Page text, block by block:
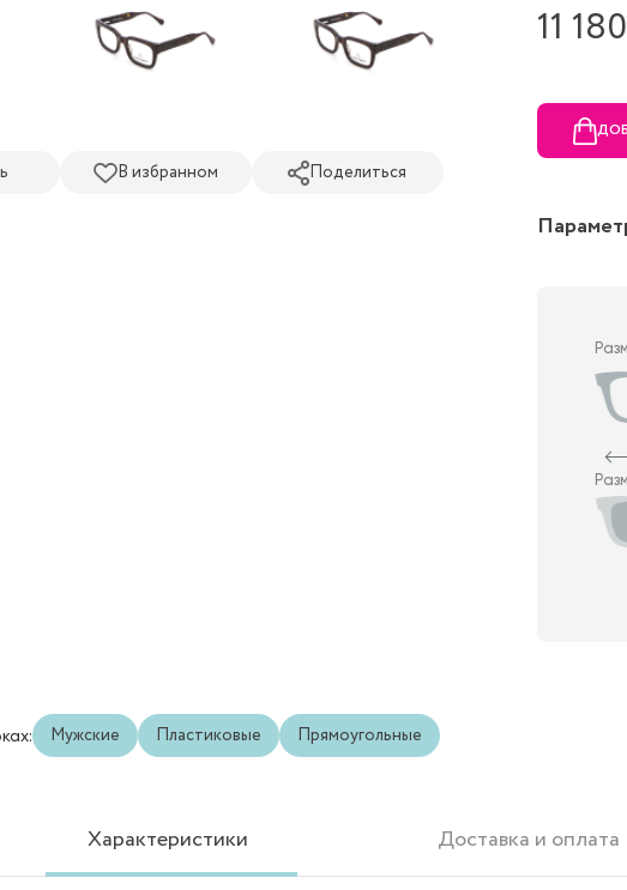
В избранном Поделиться
11
Мужские Пластиковые Прямоугольные
Характеристики Доставка и оплата